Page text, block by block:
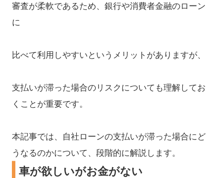
審査が柔軟であるため、銀行や消費者金融のローン
に
比べて利用しやすいというメリットがありますが、
支払いが滞った場合のリスクについても理解してお
くことが重要です。
本記事では、自社ローンの支払いが滞った場合にど
うなるのかについて、段階的に解説します。
車が欲しいがお金がない